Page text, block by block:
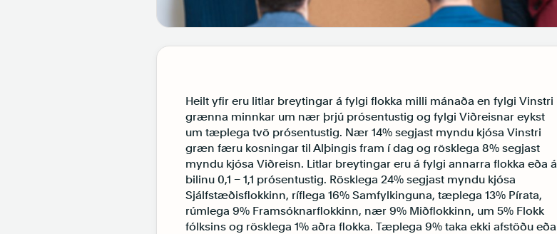
Heilt yfir eru litlar breytingar á fylgi flokka milli mánaða en fylgi Vinstri
grænna minnkar um nær þrjú prósentustig og fylgi Viðreisnar eykst
um tæplega tvö prósentustig. Nær 14% segjast myndu kjósa Vinstri
græn færu kosningar til Alþingis fram í dag og rösklega 8% segjast
myndu kjósa Viðreisn. Litlar breytingar eru á fylgi annarra flokka eða á
bilinu 0,1 – 1,1 prósentustig. Rösklega 24% segjast myndu kjósa
Sjálfstæðisflokkinn, ríflega 16% Samfylkinguna, tæplega 13% Pírata,
rúmlega 9% Framsóknarflokkinn, nær 9% Miðflokkinn, um 5% Flokk
fólksins og rösklega 1% aðra flokka. Tæplega 9% taka ekki afstöðu eða